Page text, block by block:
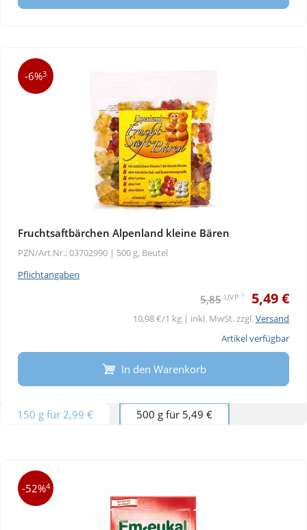
-6%3
Fruchtsaftbärchen Alpenland kleine Bären
PZN/Art.Nr.: 03702990 | 500 g, Beutel
Pflichtangaben
5,85 UVP 1 5,49 €
10,98 €/1 kg | inkl. MwSt. zzgl.Versand
Artikel verfügbar
In den Warenkorb
150 g für 2,99 € 500 g für 5,49 €
-52%4